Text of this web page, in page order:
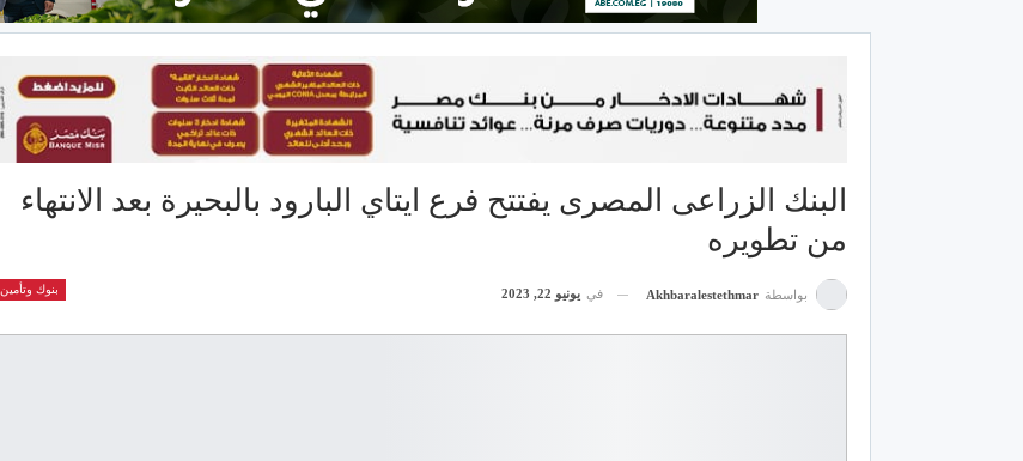
البنك الزراعى المصرى يفتتح فرع ايتاي البارود بالبحيرة بعد الانتهاء
من تطويره
بنوك وتأمين بواسطة Akhbaralestethmar في يونيو 22, 2023